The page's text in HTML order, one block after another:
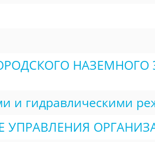
НАЗЕМНОГО
Диспетчер по управлению тепловыми и